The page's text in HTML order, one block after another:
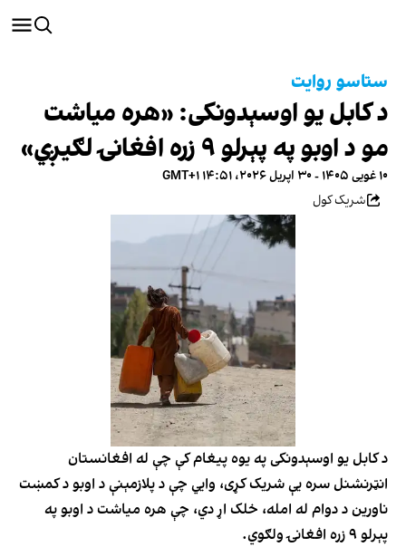
ستاسو روایت
د کابل یو اوسېدونکی: «هره میاشت
مو د اوبو په پېرلو ۹ زره افغانۍ لګیږي»
۱۰ غویی ۱۴۰۵ - ۳۰ اپریل ۲۰۲۶، ۱۴:۵۱ GMT+۱
شریک کول
د کابل یو اوسېدونکی په یوه پیغام کې چې له افغانستان
انټرنشنل سره یې شریک کړی، وایي چې د پلازمېنې د اوبو د کمښت
ناورین د دوام له امله، خلک اړ دي، چې هره میاشت د اوبو په
پېرلو ۹ زره افغانۍ ولګوي.